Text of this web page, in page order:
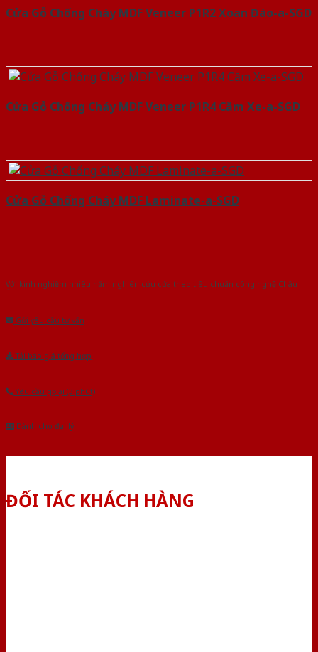
Cửa Gỗ Chống Cháy MDF Veneer P1R2 Xoan Đào-a-SGD
Cửa Gỗ Chống Cháy MDF Veneer P1R4 Căm Xe-a-SGD
Cửa Gỗ Chống Cháy MDF Laminate-a-SGD
Với kinh nghiệm nhiêu năm nghiên cứu cửa theo tiêu chuẩn công nghệ Châu
Gửi yêu cầu tư vấn
Tải báo giá tổng hợp
Yêu cầu gọi lại (3 phút)
Dành cho đại lý
ĐỐI TÁC KHÁCH HÀNG